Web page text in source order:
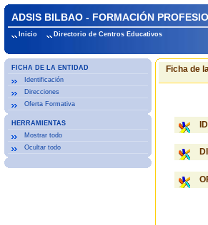
ADSIS BILBAO - FORMACIÓN
Inicio Directorio de Centros Educativos
FICHA DE LA ENTIDAD
Identificación
Direcciones
Oferta Formativa
HERRAMIENTAS
Mostrar todo
Ocultar todo
Ficha de